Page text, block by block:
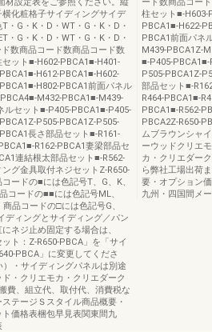
化粧格子サイディングサイデ
・G・K・D・WT・G・K・D・
・G・K・D・WT・G・K・D・
数商品コード数商品コード数
ット■-H602-PBCA1■-H401-
H612-PBCA1■-H602-
H802-PBCA1前面パネル
M432-PBCA1■-M439-
ルセット■-P405-PBCA1■-P405-
P505-PBCA1Z-P505-
長さ部品セット■-R161-
R162-PBCA1妻梁部品セ
連結根太部品セット■-R562-
グ金具取付ネジセットZ-R650-
ードの■には色記号T、G、K、
コードの■■には色記号ML、
品コードの□には色記号G、
ディングとサイディング／パン
ネジ止め固定する場合は、
ト：Z-R650-PBCA」を「サイ
PBCA」に変更してくださ
・サイディングパネルは別途
・クリエモカ・クリエダーク
費、組立代、取付代、消費税な
テージＳスタイル商品概要・
価格表梱包早見表関東間九
柱セット■-H603-
PBCA1■-H622-
PBCA1前面パネ
M439-PBCA1Z-
■-P405-
P505-PBCA1Z-
部品セット■-
R464-PBCA1■-
PBCA1■-R562-
PBCA2Z-R650-
ムブラウンシャ
ーウッドクリエ
カ・クリエダー
ら弊社工場出荷
要・オプション
九州・四国間メ